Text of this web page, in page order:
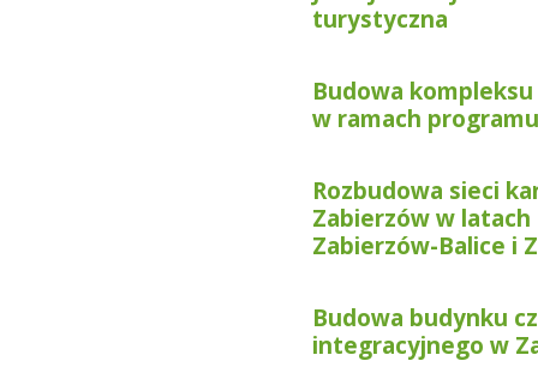
turystyczna
Budowa
w ramach
Rozbudowa sieci
Zabierzów w latach
Zabierzów-Balice i
Budowa budynku
integracyjnego w